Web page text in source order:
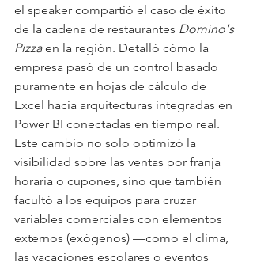
el speaker compartió el caso de éxito
de la cadena de restaurantes Domino's
Pizza en la región. Detalló cómo la
empresa pasó de un control basado
puramente en hojas de cálculo de
Excel hacia arquitecturas integradas en
Power BI conectadas en tiempo real.
Este cambio no solo optimizó la
visibilidad sobre las ventas por franja
horaria o cupones, sino que también
facultó a los equipos para cruzar
variables comerciales con elementos
externos (exógenos) —como el clima,
las vacaciones escolares o eventos